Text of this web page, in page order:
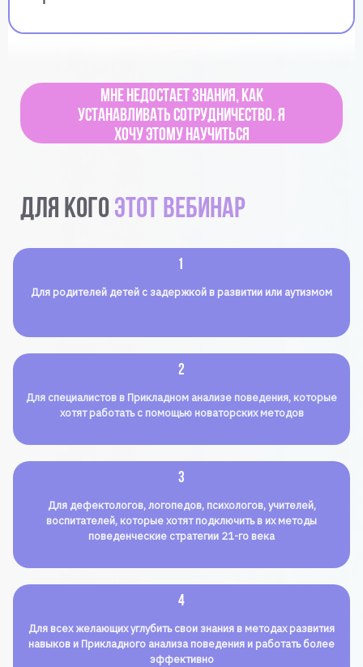
Мне недостает знания, как
устанавливать сотрудничество. Я
хочу этому научиться
Для кого этот вебинар
1
Для родителей детей с задержкой в развитии или аутизмом
2
Для специалистов в Прикладном анализе поведения, которые
хотят работать с помощью новаторских методов
3
Для дефектологов, логопедов, психологов, учителей,
воспитателей, которые хотят подключить в их методы
поведенческие стратегии 21-го века
4
Для всех желающих углубить свои знания в методах развития
навыков и Прикладного анализа поведения и работать более
эффективно